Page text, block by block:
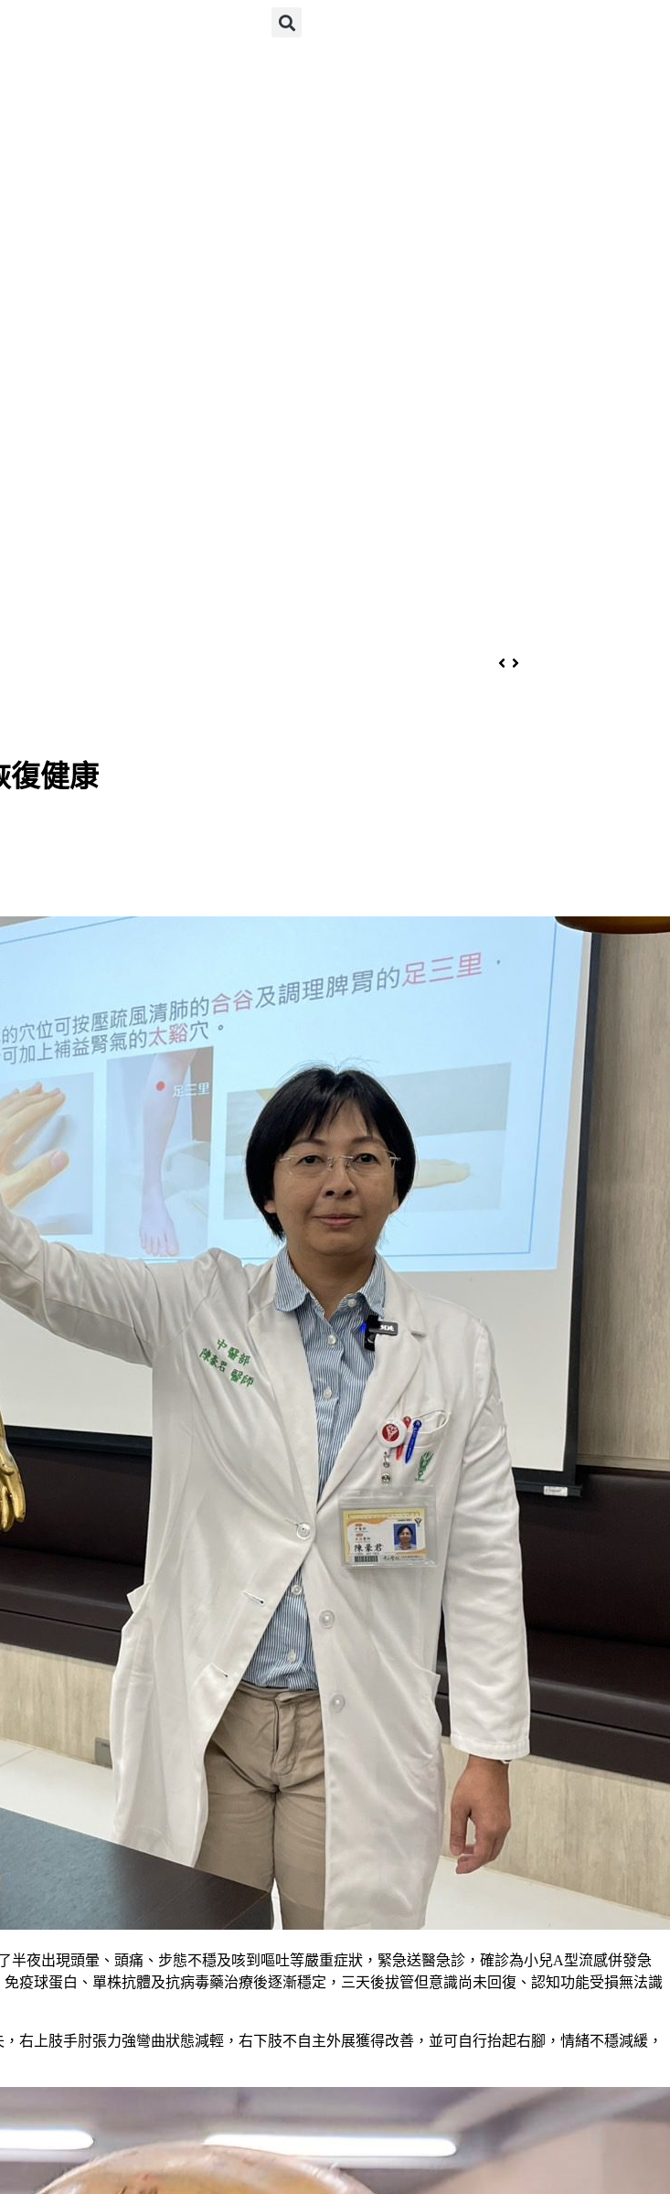
復健康
夜出現頭暈、頭痛、步態不穩及咳到嘔吐等嚴重症狀，緊急送醫急診，確診為小兒A型流感併發急
疫球蛋白、單株抗體及抗病毒藥治療後逐漸穩定，三天後拔管但意識尚未回復、認知功能受損無法識
右上肢手肘張力強彎曲狀態減輕，右下肢不自主外展獲得改善，並可自行抬起右腳，情緒不穩減緩，